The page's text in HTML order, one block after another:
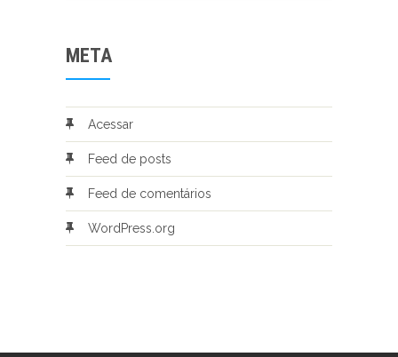
META
Acessar
Feed de posts
Feed de comentários
WordPress.org